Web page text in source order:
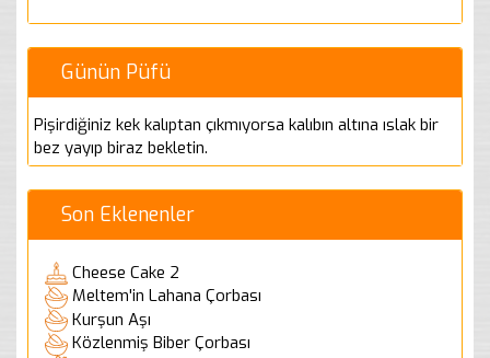
Günün Püfü
Pişirdiğiniz kek kalıptan çıkmıyorsa kalıbın altına ıslak bir
bez yayıp biraz bekletin.
Son Eklenenler
Cheese Cake 2
Meltem'in Lahana Çorbası
Kurşun Aşı
Közlenmiş Biber Çorbası